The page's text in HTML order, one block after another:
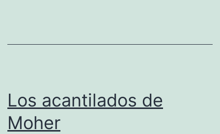
Los acantilados de
Moher